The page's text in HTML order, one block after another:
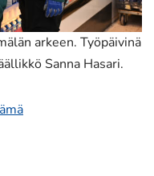
arkeen. Työpäivinä
Sanna Hasari.